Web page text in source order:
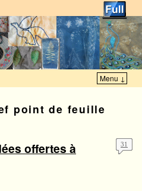
Menu ↓
point de feuille
offertes à
31